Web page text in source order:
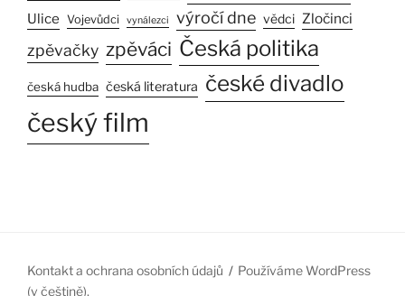
Ulice Vojevůdci vynálezci výročí dne vědci Zločinci
zpěvačky zpěváci Česká politika
česká hudba česká literatura české divadlo
český film
Kontakt a ochrana osobních údajů
Používáme WordPress
(v češtině).